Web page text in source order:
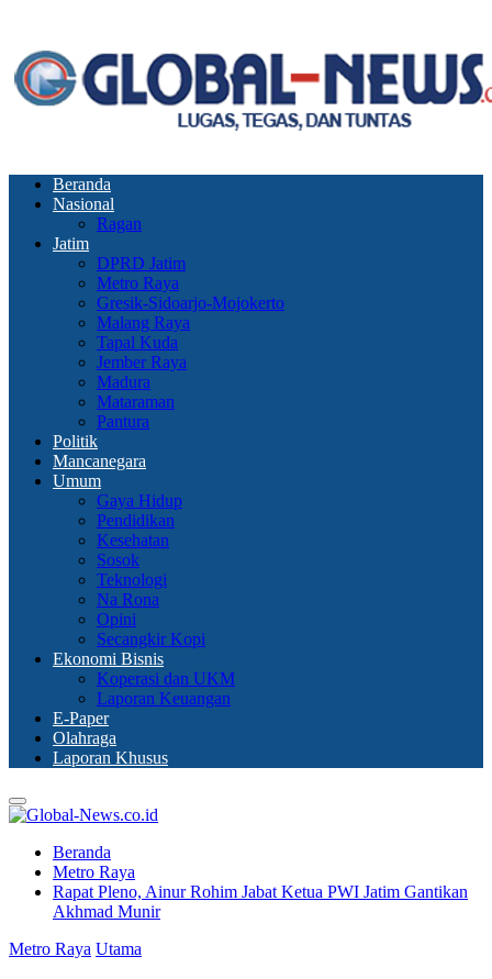
Beranda
Nasional
Ragan
Jatim
DPRD Jatim
Metro Raya
Gresik-Sidoarjo-Mojokerto
Malang Raya
Tapal Kuda
Jember Raya
Madura
Mataraman
Pantura
Politik
Mancanegara
Umum
Gaya Hidup
Pendidikan
Kesehatan
Sosok
Teknologi
Na Rona
Opini
Secangkir Kopi
Ekonomi Bisnis
Koperasi dan UKM
Laporan Keuangan
E-Paper
Olahraga
Laporan Khusus
Primary
Menu
Beranda
Metro Raya
Rapat Pleno, Ainur Rohim Jabat Ketua PWI Jatim Gantikan
Akhmad Munir
Metro Raya Utama